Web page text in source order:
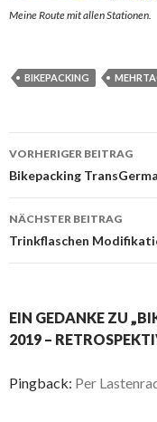
Meine Route mit allen Stationen.
BIKEPACKING
Beitrags-
Navigation
VORHERIGER BEITRAG
Bikepacking
NÄCHSTER BEITRAG
Trinkflaschen
EIN GEDANKE ZU
2019 –
Pingback: Per